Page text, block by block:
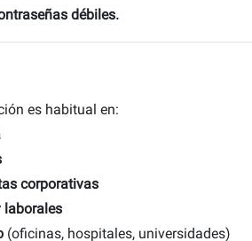
débiles.
es habitual en:
corporativas
laborales
(oficinas, hospitales, universidades)